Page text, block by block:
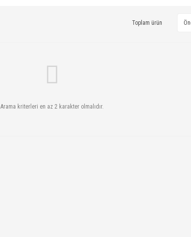
Toplam ürün
Arama kriterleri en az 2 karakter olmalıdır.